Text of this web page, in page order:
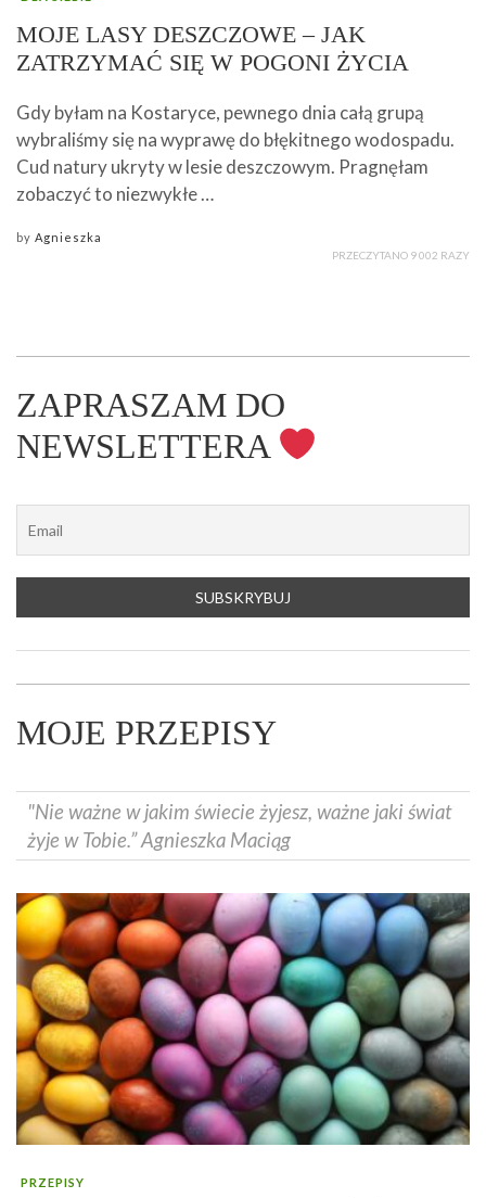
MOJE LASY DESZCZOWE – JAK
ZATRZYMAĆ SIĘ W POGONI ŻYCIA
Gdy byłam na Kostaryce, pewnego dnia całą grupą
wybraliśmy się na wyprawę do błękitnego wodospadu.
Cud natury ukryty w lesie deszczowym. Pragnęłam
zobaczyć to niezwykłe …
by Agnieszka
PRZECZYTANO 9 002 RAZY
ZAPRASZAM DO
NEWSLETTERA
MOJE PRZEPISY
"Nie ważne w jakim świecie żyjesz, ważne jaki świat
żyje w Tobie.” Agnieszka Maciąg
PRZEPISY